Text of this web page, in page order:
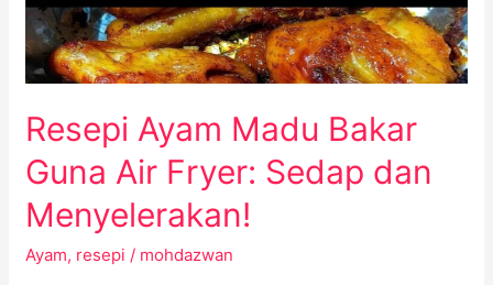
Resepi Ayam Madu Bakar
Guna Air Fryer: Sedap dan
Menyelerakan!
Ayam, resepi / mohdazwan
Fryer:
Sedap
dan